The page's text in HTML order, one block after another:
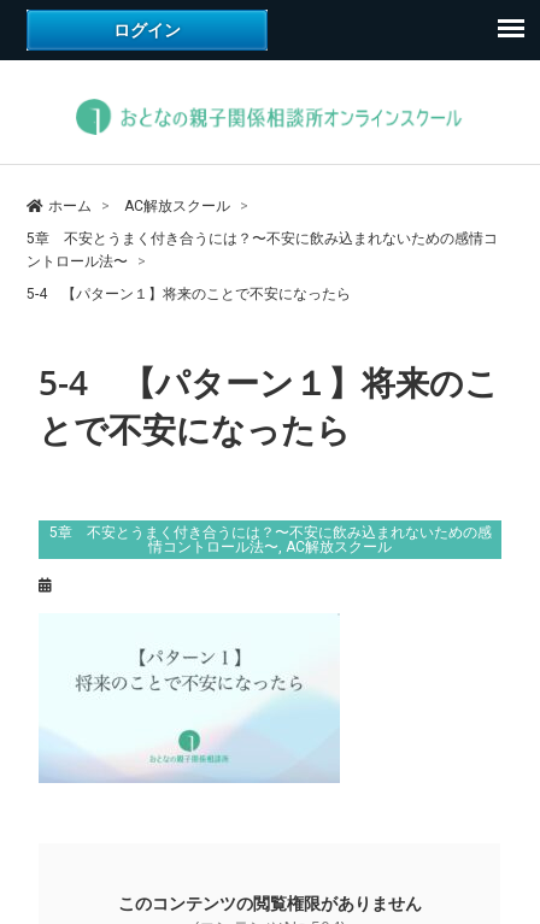
ホーム
AC解放スクール
5章 不安とうまく付き合うには？〜不安に飲み込まれないための感情コ
ントロール法〜
5-4 【パターン１】将来のことで不安になったら
5-4 【パターン１】将来のこ
とで不安になったら
5章 不安とうまく付き合うには？〜不安に飲み込まれないための感
情コントロール法〜 AC解放スクール